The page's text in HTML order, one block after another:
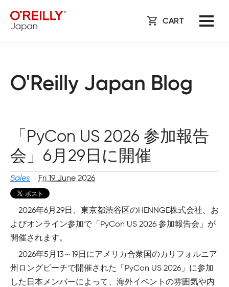
CART
O'Reilly Japan Blog
「PyCon US 2026 参加報告
会」6月29日に開催
Sales Fri 19 June 2026
2026年6月29日、東京都渋谷区のHENNGE株式会社、お
よびオンライン参加で「PyCon US 2026 参加報告会」が
開催されます。
2026年5月13～19日にアメリカ合衆国のカリフォルニア
州ロングビーチで開催された「PyCon US 2026」に参加
した日本メンバーによって、海外イベントの雰囲気や内